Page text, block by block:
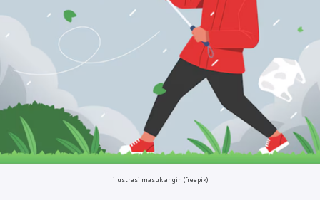
ilustrasi masuk angin (freepik)